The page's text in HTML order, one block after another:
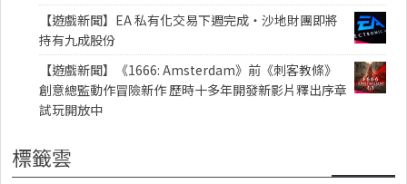
【遊戲新聞】EA 私有化交易下週完成・沙地財團即將
持有九成股份
【遊戲新聞】《1666: Amsterdam》前《刺客教條》
創意總監動作冒險新作 歷時十多年開發新影片釋出序章
試玩開放中
標籤雲